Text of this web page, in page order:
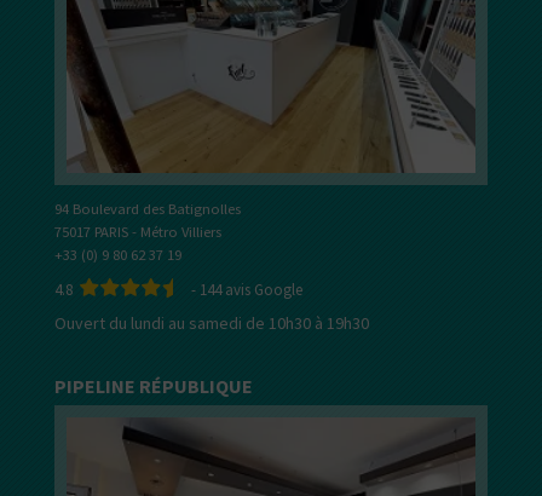
94 Boulevard des Batignolles
75017 PARIS - Métro Villiers
+33 (0) 9 80 62 37 19
4.8 - 144avis Google
Ouvert du lundi au samedi de 10h30 à 19h30
PIPELINE RÉPUBLIQUE